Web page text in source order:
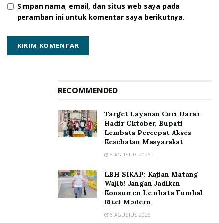
Simpan nama, email, dan situs web saya pada
peramban ini untuk komentar saya berikutnya.
RECOMMENDED
Target Layanan Cuci Darah
Hadir Oktober, Bupati
Lembata Percepat Akses
Kesehatan Masyarakat
6 AGUSTUS 2026
LBH SIKAP: Kajian Matang
Wajib! Jangan Jadikan
Konsumen Lembata Tumbal
Ritel Modern
6 AGUSTUS 2026